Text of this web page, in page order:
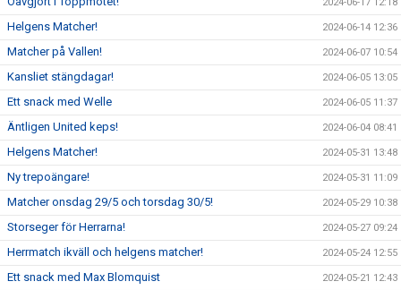
Helgens Matcher! 2024-06-14 12:36
Matcher på Vallen! 2024-06-07 10:54
Kansliet stängdagar! 2024-06-05 13:05
Ett snack med Welle 2024-06-05 11:37
Äntligen United keps! 2024-06-04 08:41
Helgens Matcher! 2024-05-31 13:48
Ny trepoängare! 2024-05-31 11:09
Matcher onsdag 29/5 och torsdag 30/5! 2024-05-29 10:38
Storseger för Herrarna! 2024-05-27 09:24
Herrmatch ikväll och helgens matcher! 2024-05-24 12:55
Ett snack med Max Blomquist 2024-05-21 12:43